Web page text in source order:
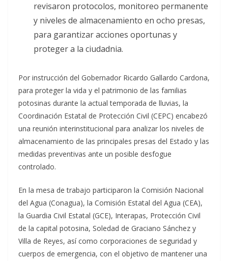
revisaron protocolos, monitoreo permanente
y niveles de almacenamiento en ocho presas,
para garantizar acciones oportunas y
proteger a la ciudadnia.
Por instrucción del Gobernador Ricardo Gallardo Cardona,
para proteger la vida y el patrimonio de las familias
potosinas durante la actual temporada de lluvias, la
Coordinación Estatal de Protección Civil (CEPC) encabezó
una reunión interinstitucional para analizar los niveles de
almacenamiento de las principales presas del Estado y las
medidas preventivas ante un posible desfogue
controlado.
En la mesa de trabajo participaron la Comisión Nacional
del Agua (Conagua), la Comisión Estatal del Agua (CEA),
la Guardia Civil Estatal (GCE), Interapas, Protección Civil
de la capital potosina, Soledad de Graciano Sánchez y
Villa de Reyes, así como corporaciones de seguridad y
cuerpos de emergencia, con el objetivo de mantener una